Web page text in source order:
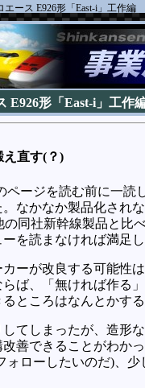
エース E926形「East-i」工作編
E926形「East-i」工作
え直す(？)
ページを読む前に一読
なかなか製品化され
同社新幹線製品と比
を読まなければ満足
ーが改良する可能性
ば、「無ければ作る
ところはなんとかす
てしまったが、造形
善できることがわか
ォローしたいのだ)、